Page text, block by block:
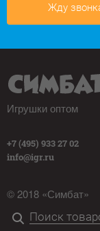
Жду
Игрушки оптом
+7 (495) 933 27 02
info@igr.ru
© 2018 «Симбат»